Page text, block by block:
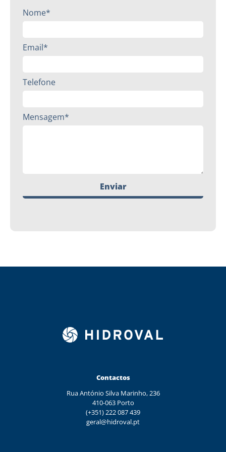
Nome*
Email*
Telefone
Mensagem*
Enviar
Contactos
Rua António Silva Marinho, 236
410-063 Porto
(+351) 222 087 439
geral@hidroval.pt